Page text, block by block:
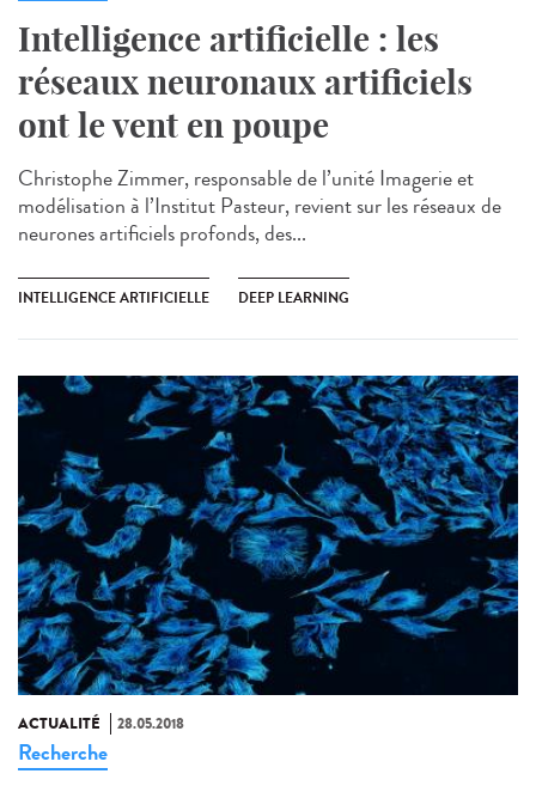
Intelligence artificielle : les
réseaux neuronaux artificiels
ont le vent en poupe
Christophe Zimmer, responsable de l’unité Imagerie et
modélisation à l’Institut Pasteur, revient sur les réseaux de
neurones artificiels profonds, des...
INTELLIGENCE ARTIFICIELLE DEEP LEARNING
ACTUALITÉ 28.05.2018
Recherche